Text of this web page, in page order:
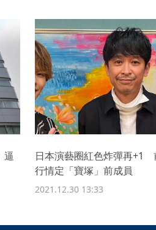
逼
日本演藝圈紅色炸彈再+1
行情定「寶塚」前成員
2021.12.30 13:33